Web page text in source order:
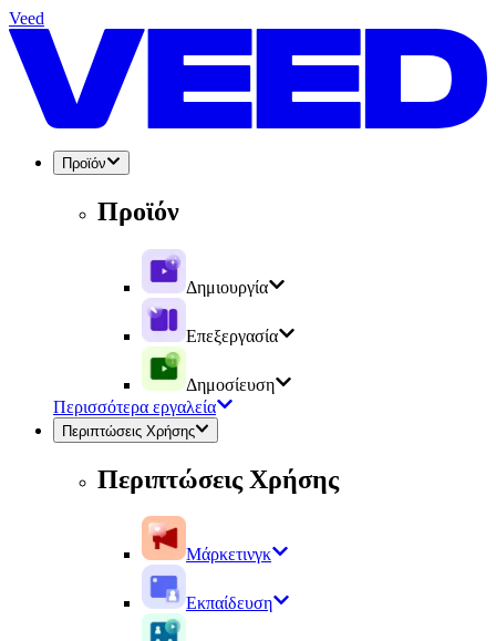
Veed
Προϊόν
Προϊόν
Δημιουργία
Επεξεργασία
Δημοσίευση
Περισσότερα εργαλεία
Περιπτώσεις Χρήσης
Περιπτώσεις Χρήσης
Μάρκετινγκ
Εκπαίδευση